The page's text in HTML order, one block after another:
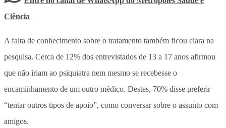
Ciência
A falta de conhecimento sobre o tratamento também ficou clara na
pesquisa. Cerca de 12% dos entrevistados de 13 a 17 anos afirmou
que não iriam ao psiquiatra nem mesmo se recebesse o
encaminhamento de um outro médico. Destes, 70% disse preferir
“tentar outros tipos de apoio”, como conversar sobre o assunto com
amigos.